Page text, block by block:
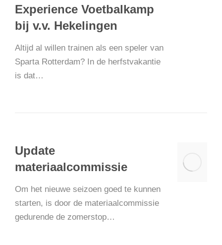
Experience Voetbalkamp
bij v.v. Hekelingen
Altijd al willen trainen als een speler van
Sparta Rotterdam? In de herfstvakantie
is dat…
Update
materiaalcommissie
Om het nieuwe seizoen goed te kunnen
starten, is door de materiaalcommissie
gedurende de zomerstop…